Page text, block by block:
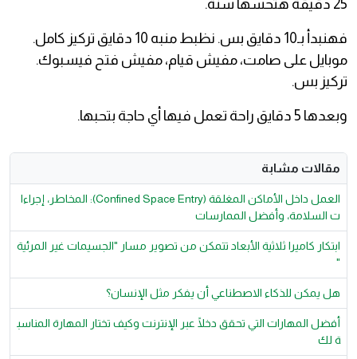
25 دقيقة هتحسها سنة.
فهنبدأ بـ10 دقايق بس. نظبط منبه 10 دقايق تركيز كامل.
موبايل على صامت، مفيش قيام، مفيش فتح فيسبوك.
تركيز بس.
وبعدها 5 دقايق راحة تعمل فيها أي حاجة بتحبها.
مقالات مشابة
العمل داخل الأماكن المغلقة (Confined Space Entry): المخاطر، إجراءا
ت السلامة، وأفضل الممارسات
ابتكار كاميرا ثلاثية الأبعاد تتمكن من تصوير مسار "الجسيمات غير المرئية
"
هل يمكن للذكاء الاصطناعي أن يفكر مثل الإنسان؟
أفضل المهارات التي تحقق دخلًا عبر الإنترنت وكيف تختار المهارة المناسب
ة لك